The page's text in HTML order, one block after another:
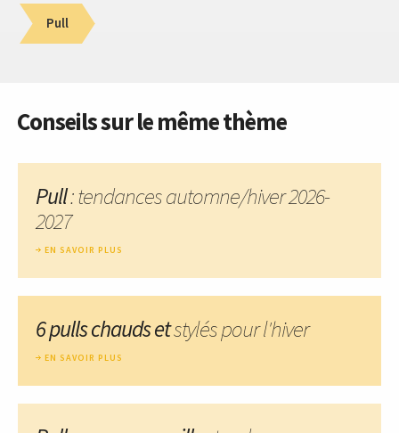
Pull
Conseils sur le même thème
Pull: tendances automne/hiver 2026-
2027
EN SAVOIR PLUS
6 pulls chauds etstylés pour l'hiver
EN SAVOIR PLUS